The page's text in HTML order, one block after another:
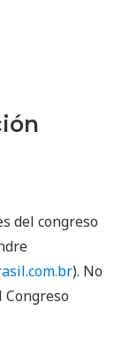
del congreso
). No